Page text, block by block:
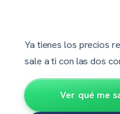
Ya tienes los precios
sale a ti con las dos
Ver qué me